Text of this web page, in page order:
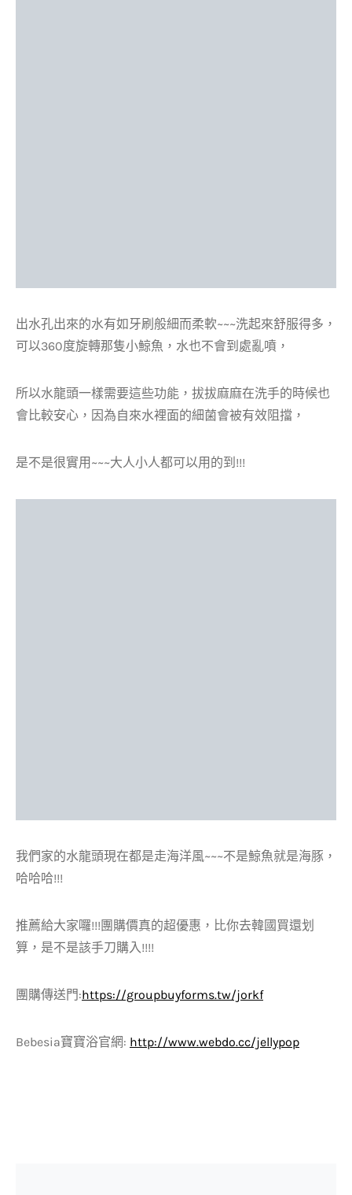
出水孔出來的水有如牙刷般細而柔軟~~~洗起來舒服得多，
可以360度旋轉那隻小鯨魚，水也不會到處亂噴，
所以水龍頭一樣需要這些功能，拔拔麻麻在洗手的時候也
會比較安心，因為自來水裡面的細菌會被有效阻擋，
是不是很實用~~~大人小人都可以用的到!!!
我們家的水龍頭現在都是走海洋風~~~不是鯨魚就是海豚，
哈哈哈!!!
推薦給大家囉!!!團購價真的超優惠，比你去韓國買還划
算，是不是該手刀購入!!!!
團購傳送門:https://groupbuyforms.tw/jorkf
Bebesia寶寶浴官網: http://www.webdo.cc/jellypop